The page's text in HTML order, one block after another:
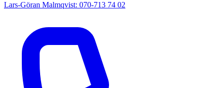
Lars-Göran Malmqvist: 070-713 74 02